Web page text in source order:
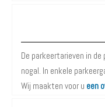
De parkeertarieven in de
nogal. In enkele
Wij maakten voor u een